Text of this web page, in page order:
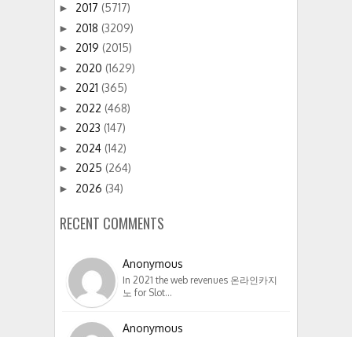
► 2017 (5717)
► 2018 (3209)
► 2019 (2015)
► 2020 (1629)
► 2021 (365)
► 2022 (468)
► 2023 (147)
► 2024 (142)
► 2025 (264)
► 2026 (34)
RECENT COMMENTS
Anonymous
In 2021 the web revenues 온라인카지
노 for Slot…
Anonymous